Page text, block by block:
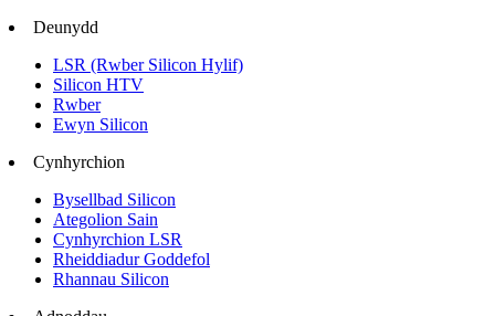
Deunydd
LSR (Rwber Silicon Hylif)
Silicon HTV
Rwber
Ewyn Silicon
Cynhyrchion
Bysellbad Silicon
Ategolion Sain
Cynhyrchion LSR
Rheiddiadur Goddefol
Rhannau Silicon